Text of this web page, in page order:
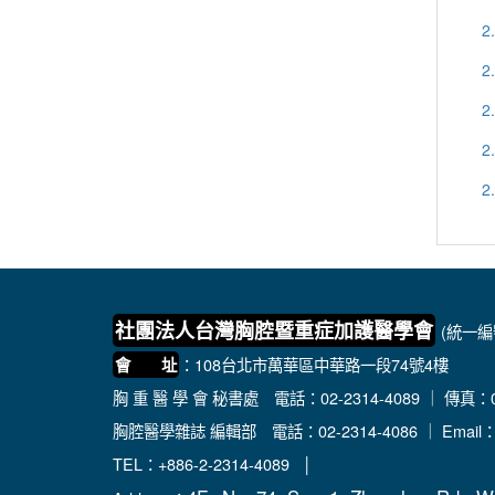
社團法人台灣胸腔暨重症加護醫學會 (統一
會 址 ：108台北市萬華區中華路一段74號4樓
胸 重 醫 學 會 秘書處 電話：02-2314-4089 ｜ 傳真
胸腔醫學雜誌 編輯部 電話：02-2314-4086 ｜ Email：
TEL：+886-2-2314-4089 │